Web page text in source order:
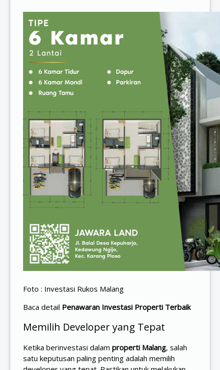
Foto : Investasi Rukos Malang
Baca detail Penawaran Investasi Properti Terbaik
Memilih Developer yang Tepat
Ketika berinvestasi dalam properti Malang, salah
satu keputusan paling penting adalah memilih